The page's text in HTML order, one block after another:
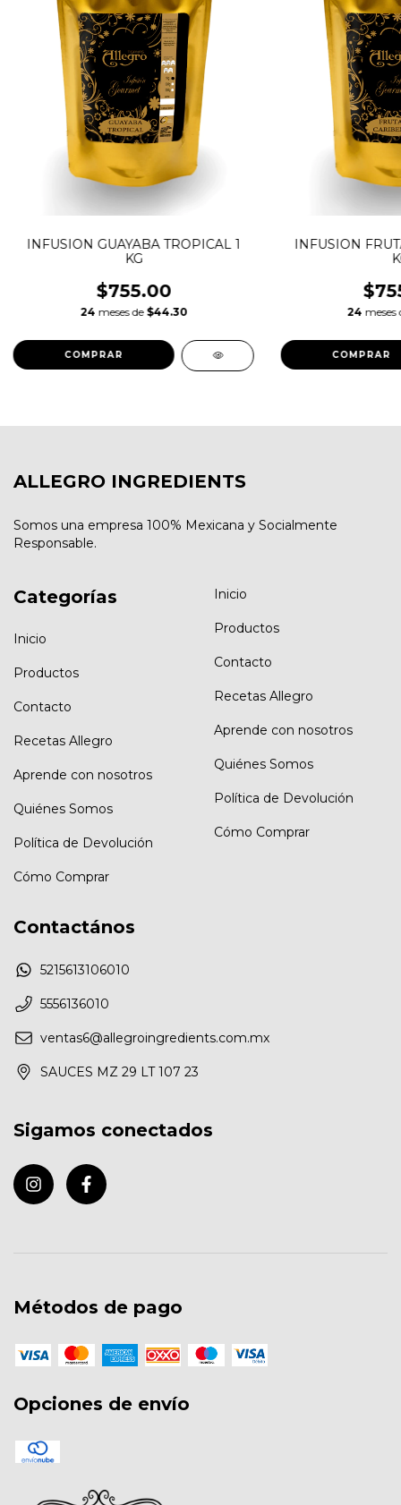
INFUSION GUAYABA TROPICAL 1
KG
$755.00
24 meses de $44.30
INFUSION
24 meses
ALLEGRO INGREDIENTS
Somos una empresa 100% Mexicana y Socialmente
Responsable.
Categorías
Inicio
Productos
Contacto
Recetas Allegro
Aprende con nosotros
Quiénes Somos
Política de Devolución
Cómo Comprar
Inicio
Productos
Contacto
Recetas Allegro
Aprende con nosotros
Quiénes Somos
Política de Devolución
Cómo Comprar
Contactános
5215613106010
5556136010
ventas6@allegroingredients.com.mx
SAUCES MZ 29 LT 107 23
Sigamos conectados
Métodos de pago
Opciones de envío